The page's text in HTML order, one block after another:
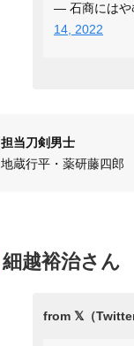
— 石商にはや
14, 2022
担当刀剣男士
地蔵行平・薬研藤四郎
細越裕治さん